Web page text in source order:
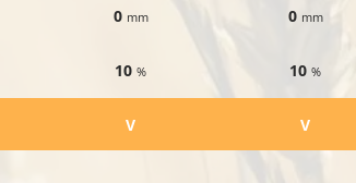
0 mm
10%
​V
0 mm
10%
​V